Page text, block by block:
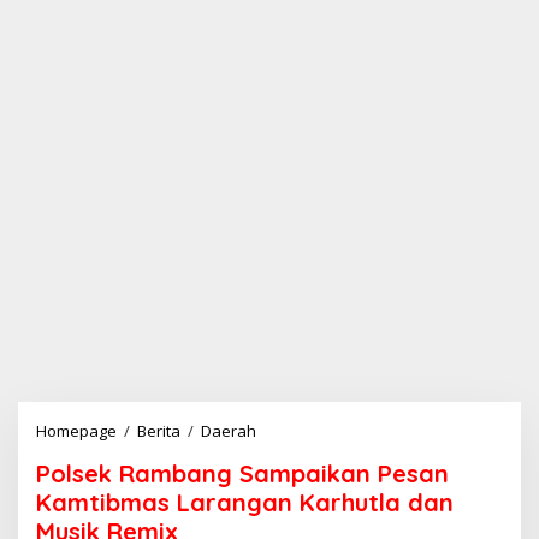
Homepage / Berita / Daerah
l
s
e
Polsek Rambang Sampaikan Pesan
Kamtibmas Larangan Karhutla dan
Musik Remix